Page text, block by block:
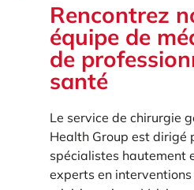
Rencontrez
équipe de
de
santé
Le service de chirurgie
Health Group est dirigé
spécialistes hautement
experts en